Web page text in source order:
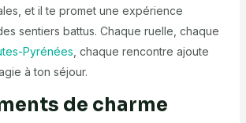
et il te promet une expérience
sentiers battus. Chaque ruelle, chaque
Pyrénées , chaque rencontre ajoute
à ton séjour.
de charme